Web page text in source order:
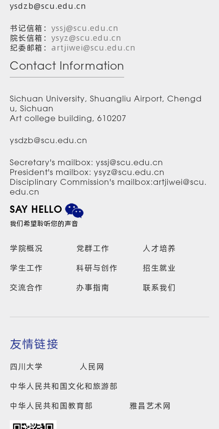
ysdzb@scu.edu.cn
书记信箱： yssj@scu.edu.cn
院长信箱： ysyz@scu.edu.cn
纪委邮箱： artjiwei@scu.edu.cn
Contact Information
Sichuan University, Shuangliu Airport, Chengd
u, Sichuan
Art college building, 610207
ysdzb@scu.edu.cn
Secretary's mailbox: yssj@scu.edu.cn
President's mailbox: ysyz@scu.edu.cn
Disciplinary Commission's mailbox:artjiwei@scu.
edu.cn
SAY HELLO
我们希望聆听您的声音
学院概况 党群工作
人才培养
学生工作
科研与创作
招生就业
交流合作
办事指南 联系我们
友情链接
四川大学
人民网
中华人民共和国文化和旅游部
中华人民共和国教育部
雅昌艺术网